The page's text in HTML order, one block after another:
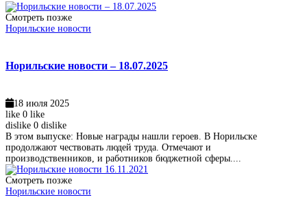
Смотреть позже
Норильские новости
Норильские новости – 18.07.2025
18 июля 2025
like 0 like
dislike 0 dislike
В этом выпуске: Новые награды нашли героев. В Норильске
продолжают чествовать людей труда. Отмечают и
производственников, и работников бюджетной сферы....
Смотреть позже
Норильские новости